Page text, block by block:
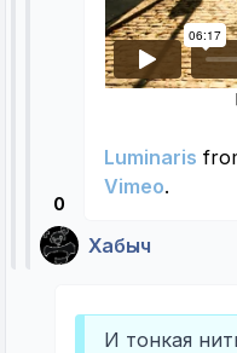
0
Luminaris
Vimeo.
Хабыч
И тонкая